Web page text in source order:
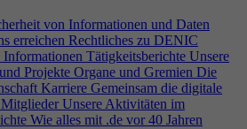
von Informationen und Daten
erreichen Rechtliches zu DENIC
Tätigkeitsberichte Unsere
Projekte Organe und Gremien Die
Karriere Gemeinsam die digitale
Unsere Aktivitäten im
Wie alles mit .de vor 40 Jahren